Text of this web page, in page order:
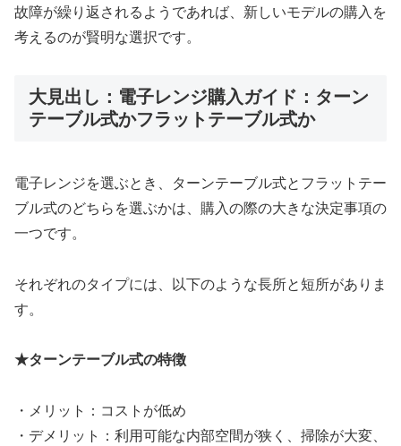
故障が繰り返されるようであれば、新しいモデルの購入を
考えるのが賢明な選択です。
大見出し：電子レンジ購入ガイド：ターン
テーブル式かフラットテーブル式か
電子レンジを選ぶとき、ターンテーブル式とフラットテー
ブル式のどちらを選ぶかは、購入の際の大きな決定事項の
一つです。
それぞれのタイプには、以下のような長所と短所がありま
す。
★ターンテーブル式の特徴
・メリット：コストが低め
・デメリット：利用可能な内部空間が狭く、掃除が大変、